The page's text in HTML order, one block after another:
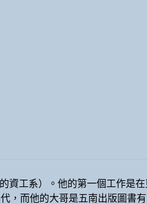
資工系）。他的第一個工作是
，而他的大哥是五南出版圖書